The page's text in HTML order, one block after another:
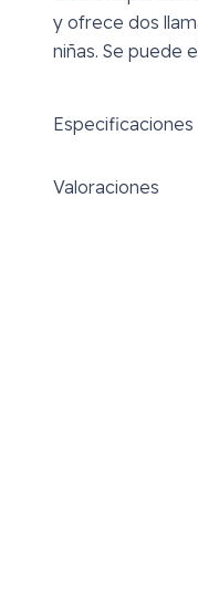
y ofrece dos
niñas. Se puede
Especificaciones
Valoraciones